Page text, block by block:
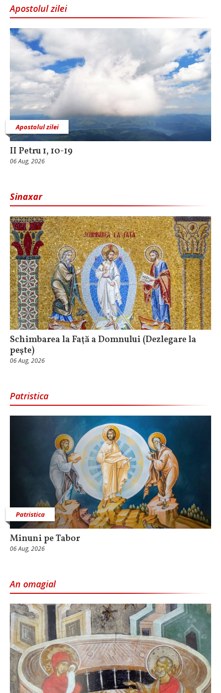
Apostolul zilei
Apostolul zilei
II Petru 1, 10-19
06 Aug, 2026
Sinaxar
Schimbarea la Faţă a Domnului (Dezlegare la
peşte)
06 Aug, 2026
Patristica
Patristica
Minuni pe Tabor
06 Aug, 2026
An omagial